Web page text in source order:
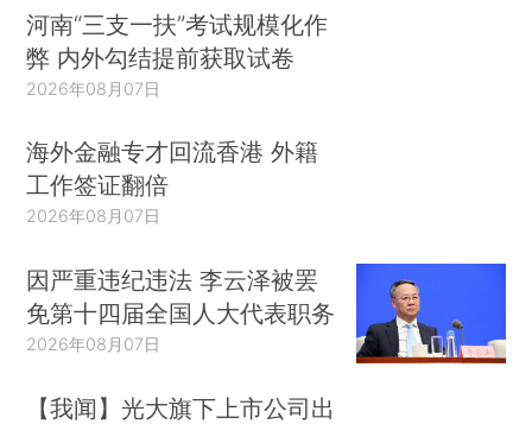
河南“三支一扶”考试规模化作
弊 内外勾结提前获取试卷
2026年08月07日
海外金融专才回流香港 外籍
工作签证翻倍
2026年08月07日
因严重违纪违法 李云泽被罢
免第十四届全国人大代表职务
2026年08月07日
【我闻】光大旗下上市公司出